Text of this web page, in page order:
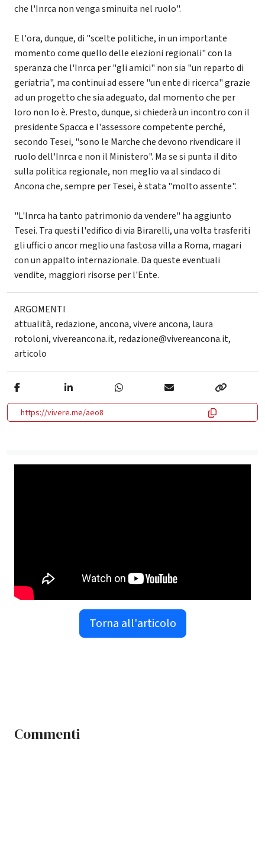
che l'Inrca non venga sminuita nel ruolo".
E l'ora, dunque, di "scelte politiche, in un importante
momento come quello delle elezioni regionali" con la
speranza che l'Inrca per "gli amici" non sia "un reparto di
geriatria", ma continui ad essere "un ente di ricerca" grazie
ad un progetto che sia adeguato, dal momento che per
loro non lo è. Presto, dunque, si chiederà un incontro con il
presidente Spacca e l'assessore competente perché,
secondo Tesei, "sono le Marche che devono rivendicare il
ruolo dell'Inrca e non il Ministero". Ma se si punta il dito
sulla politica regionale, non meglio va al sindaco di
Ancona che, sempre per Tesei, è stata "molto assente".
"L'Inrca ha tanto patrimonio da vendere" ha aggiunto
Tesei. Tra questi l'edifico di via Birarelli, una volta trasferiti
gli uffici o ancor meglio una fastosa villa a Roma, magari
con un appalto internazionale. Da queste eventuali
vendite, maggiori risorse per l'Ente.
ARGOMENTI
attualità, redazione,ancona,vivere ancona, laura
rotoloni,vivereancona.it, redazione@vivereancona.it,
articolo
https://vivere.me/aeo8
Torna all'articolo
Commenti